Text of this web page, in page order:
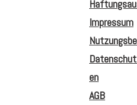
Impressum
en
AGB